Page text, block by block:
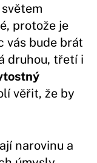
protože je
vás bude brát
druhou, třetí i
věřit, že by
narovinu a